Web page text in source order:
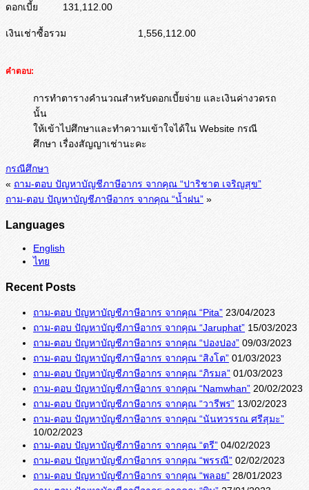
ดอกเบี้ย 131,112.00
เงินเช่าซื้อรวม 1,556,112.00
คำตอบ:
การทำตารางคำนวณสำหรับดอกเบี้ยจ่าย และเงินค่างวดรถ
นั้น
ให้เข้าไปศึกษาและทำความเข้าใจได้ใน Website กรณี
ศึกษา เรื่องสัญญาเช่านะคะ
กรณีศึกษา
« ถาม-ตอบ ปัญหาบัญชีภาษีอากร จากคุณ “ปาริชาต เจริญสุข”
ถาม-ตอบ ปัญหาบัญชีภาษีอากร จากคุณ “น้ำฝน” »
Languages
English
ไทย
Recent Posts
ถาม-ตอบ ปัญหาบัญชีภาษีอากร จากคุณ “Pita” 23/04/2023
ถาม-ตอบ ปัญหาบัญชีภาษีอากร จากคุณ “Jaruphat” 15/03/2023
ถาม-ตอบ ปัญหาบัญชีภาษีอากร จากคุณ “ปองปอง” 09/03/2023
ถาม-ตอบ ปัญหาบัญชีภาษีอากร จากคุณ “สิงโต” 01/03/2023
ถาม-ตอบ ปัญหาบัญชีภาษีอากร จากคุณ “ภิรมล” 01/03/2023
ถาม-ตอบ ปัญหาบัญชีภาษีอากร จากคุณ “Namwhan” 20/02/2023
ถาม-ตอบ ปัญหาบัญชีภาษีอากร จากคุณ “วารีพร” 13/02/2023
ถาม-ตอบ ปัญหาบัญชีภาษีอากร จากคุณ “นันทวรรณ ศรีสุมะ”
10/02/2023
ถาม-ตอบ ปัญหาบัญชีภาษีอากร จากคุณ “ตรี” 04/02/2023
ถาม-ตอบ ปัญหาบัญชีภาษีอากร จากคุณ “พรรณี” 02/02/2023
ถาม-ตอบ ปัญหาบัญชีภาษีอากร จากคุณ “พลอย” 28/01/2023